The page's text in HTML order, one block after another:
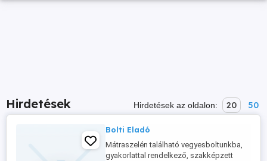
Hirdetések Hirdetések az oldalon: 20 50
Bolti Eladó
Mátraszelén található vegyesboltunkba,
gyakorlattal rendelkező, szakképzett